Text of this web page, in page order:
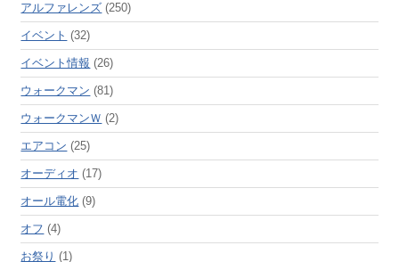
アルファレンズ (250)
イベント (32)
イベント情報 (26)
ウォークマン (81)
ウォークマンＷ (2)
エアコン (25)
オーディオ (17)
オール電化 (9)
オフ (4)
お祭り (1)